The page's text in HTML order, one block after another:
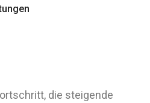
die steigende